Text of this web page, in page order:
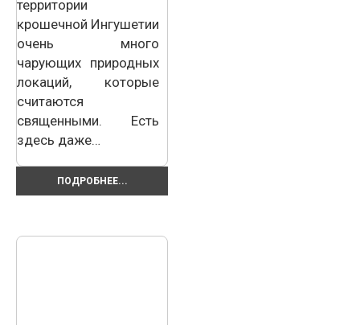
территории
крошечной Ингушетии
очень много
чарующих природных
локаций, которые
считаются
священными. Есть
здесь даже…
ПОДРОБНЕЕ...